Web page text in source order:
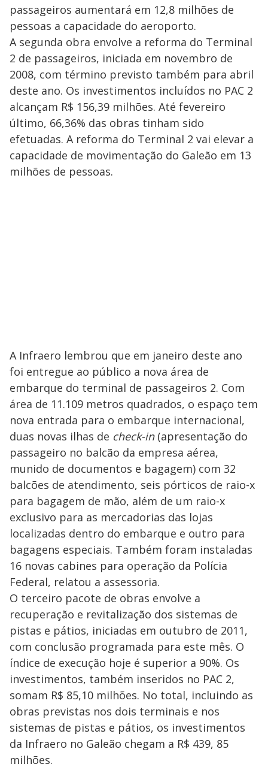
passageiros aumentará em 12,8 milhões de
pessoas a capacidade do aeroporto.
A segunda obra envolve a reforma do Terminal
2 de passageiros, iniciada em novembro de
2008, com término previsto também para abril
deste ano. Os investimentos incluídos no PAC 2
alcançam R$ 156,39 milhões. Até fevereiro
último, 66,36% das obras tinham sido
efetuadas. A reforma do Terminal 2 vai elevar a
capacidade de movimentação do Galeão em 13
milhões de pessoas.
A Infraero lembrou que em janeiro deste ano
foi entregue ao público a nova área de
embarque do terminal de passageiros 2. Com
área de 11.109 metros quadrados, o espaço tem
nova entrada para o embarque internacional,
duas novas ilhas de check-in(apresentação do
passageiro no balcão da empresa aérea,
munido de documentos e bagagem) com 32
balcões de atendimento, seis pórticos de raio-x
para bagagem de mão, além de um raio-x
exclusivo para as mercadorias das lojas
localizadas dentro do embarque e outro para
bagagens especiais. Também foram instaladas
16 novas cabines para operação da Polícia
Federal, relatou a assessoria.
O terceiro pacote de obras envolve a
recuperação e revitalização dos sistemas de
pistas e pátios, iniciadas em outubro de 2011,
com conclusão programada para este mês. O
índice de execução hoje é superior a 90%. Os
investimentos, também inseridos no PAC 2,
somam R$ 85,10 milhões. No total, incluindo as
obras previstas nos dois terminais e nos
sistemas de pistas e pátios, os investimentos
da Infraero no Galeão chegam a R$ 439, 85
milhões.